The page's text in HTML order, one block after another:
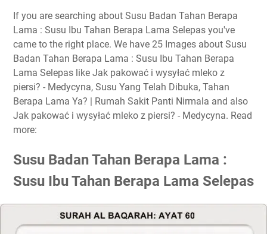
If you are searching about Susu Badan Tahan Berapa
Lama : Susu Ibu Tahan Berapa Lama Selepas you've
came to the right place. We have 25 Images about Susu
Badan Tahan Berapa Lama : Susu Ibu Tahan Berapa
Lama Selepas like Jak pakować i wysyłać mleko z
piersi? - Medycyna, Susu Yang Telah Dibuka, Tahan
Berapa Lama Ya? | Rumah Sakit Panti Nirmala and also
Jak pakować i wysyłać mleko z piersi? - Medycyna. Read
more:
Susu Badan Tahan Berapa Lama :
Susu Ibu Tahan Berapa Lama Selepas